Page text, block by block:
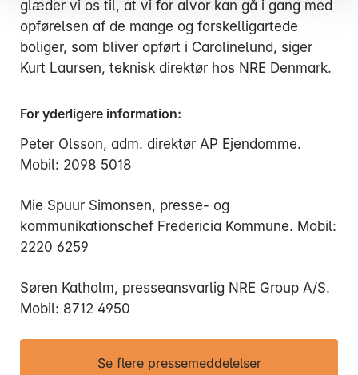
glæder vi os til, at vi for alvor kan gå i gang med
opførelsen af de mange og forskelligartede
boliger, som bliver opført i Carolinelund, siger
Kurt Laursen, teknisk direktør hos NRE Denmark.
For yderligere information:
Peter Olsson, adm. direktør AP Ejendomme.
Mobil: 2098 5018
Mie Spuur Simonsen, presse- og
kommunikationschef Fredericia Kommune. Mobil:
2220 6259
Søren Katholm, presseansvarlig NRE Group A/S.
Mobil: 8712 4950
Se flere pressemeddelelser